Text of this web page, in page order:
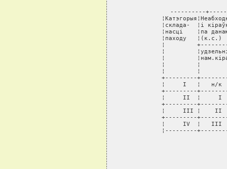
----------
¦склада-  ¦i
¦насцi    ¦па
¦паходу
¦
¦
¦
¦         ¦
¦         ¦
+---------
¦     I   ¦   н/к
+---------
¦     II  ¦     I
+---------
¦     III ¦    II
+---------
¦     IV  ¦   III
¦---------